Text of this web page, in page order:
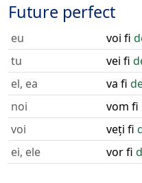
Future perfect
eu voi fi
tu
vei fi
el, ea
va fi
noi
vom fi
voi
veți fi
ei, ele
vor fi